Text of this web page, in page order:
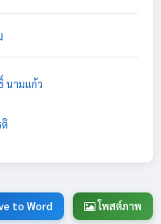
นามแก้ว
to Word โพสต์ภาพ